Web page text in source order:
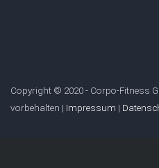
Copyright © 2020 - Corpo-Fitness
vorbehalten | Impressum |